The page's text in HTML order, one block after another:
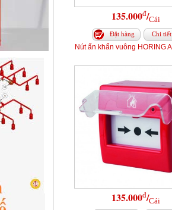
135.000đ/Cái
Đặt hàng Chi tiết
Nút ấn khẩn vuông HORING
135.000đ/Cái